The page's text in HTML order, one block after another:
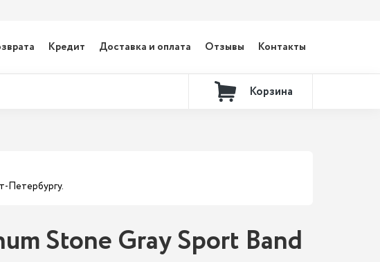
Кредит Доставка и оплата Отзывы Контакты
Корзина
Петербургу.
Stone Gray Sport Band